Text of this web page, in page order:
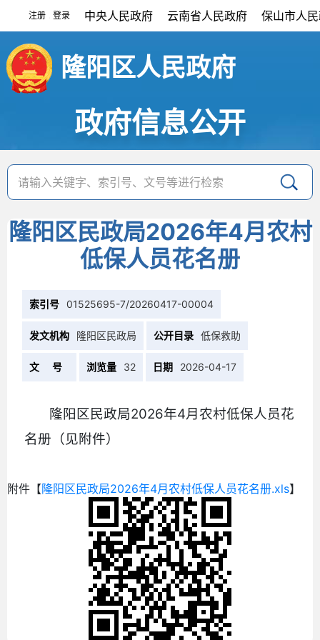
注册 登录 中央人民政府 云南省人民政府 保山市人
隆阳区人民政府
政府信息公开
隆阳区民政局2026年4月农村
低保人员花名册
索引号 01525695-7/20260417-00004
发文机构 隆阳区民政局 公开目录 低保救助
文 号 浏览量 32 日期 2026-04-17
隆阳区民政局2026年4月农村低保人员花
名册（见附件）
附件【隆阳区民政局2026年4月农村低保人员花名册.xls】